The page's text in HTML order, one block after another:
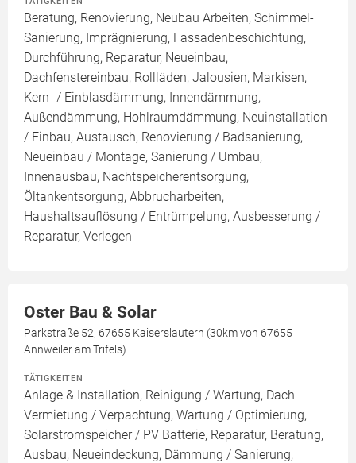
Beratung, Renovierung, Neubau Arbeiten, Schimmel-
Sanierung, Imprägnierung, Fassadenbeschichtung,
Durchführung, Reparatur, Neueinbau,
Dachfenstereinbau, Rollläden, Jalousien, Markisen,
Kern- / Einblasdämmung, Innendämmung,
Außendämmung, Hohlraumdämmung, Neuinstallation
/ Einbau, Austausch, Renovierung / Badsanierung,
Neueinbau / Montage, Sanierung / Umbau,
Innenausbau, Nachtspeicherentsorgung,
Öltankentsorgung, Abbrucharbeiten,
Haushaltsauflösung / Entrümpelung, Ausbesserung /
Reparatur, Verlegen
Oster Bau & Solar
Parkstraße 52, 67655 Kaiserslautern (30km von 67655
Annweiler am Trifels)
TÄTIGKEITEN
Anlage & Installation, Reinigung / Wartung, Dach
Vermietung / Verpachtung, Wartung / Optimierung,
Solarstromspeicher / PV Batterie, Reparatur, Beratung,
Ausbau, Neueindeckung, Dämmung / Sanierung,